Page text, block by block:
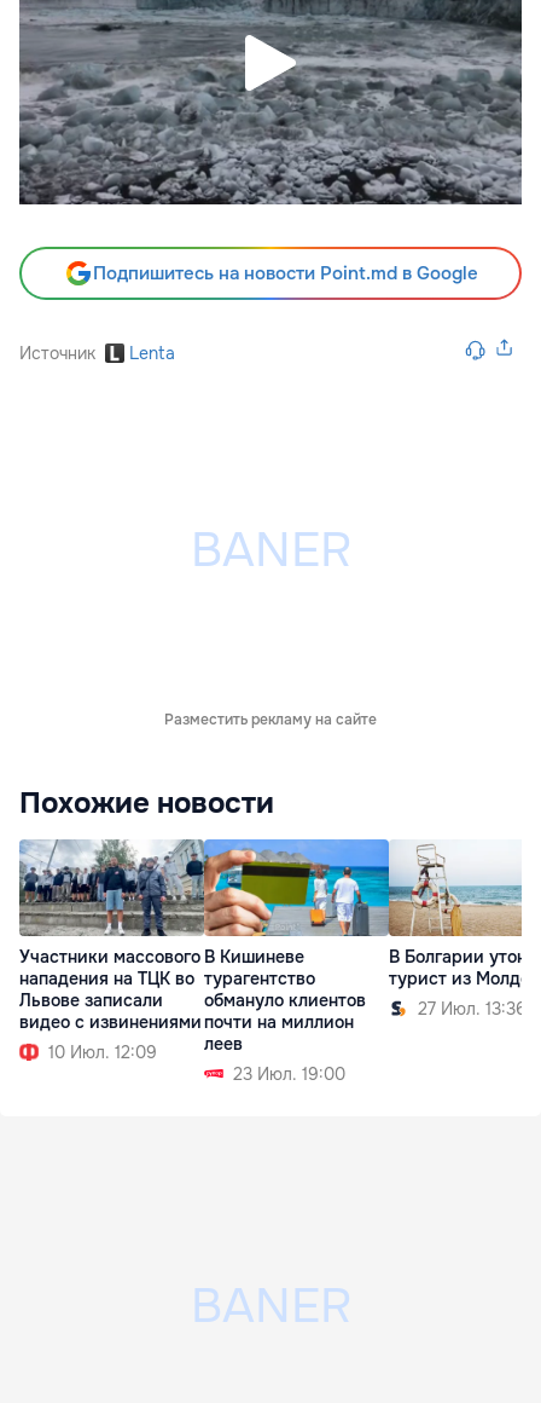
Подпишитесь на новости Point.md в Google
Источник Lenta
Разместить рекламу на сайте
Похожие новости
Участники массового
нападения на ТЦК во
Львове записали
видео с извинениями
10 Июл. 12:09
В Кишиневе
турагентство
обмануло клиентов
почти на миллион
леев
23 Июл. 19:00
В Болгарии
турист из
27 Июл. 13:36